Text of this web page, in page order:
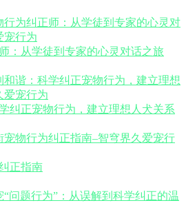
：从学徒到专家的心灵对话之旅
纠正宠物行为，建立理想人犬关系
正指南